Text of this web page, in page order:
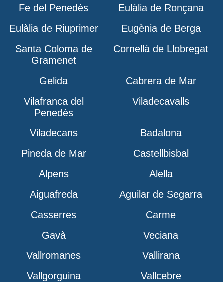
Fe del Penedès
Eulàlia de Ronçana
Eulàlia de Riuprimer
Eugènia de Berga
Santa Coloma de
Gramenet
Cornellà de Llobregat
Gelida
Cabrera de Mar
Vilafranca del
Penedès
Viladecavalls
Viladecans
Badalona
Pineda de Mar
Castellbisbal
Alpens
Alella
Aiguafreda
Aguilar de Segarra
Casserres
Carme
Gavà
Veciana
Vallromanes
Vallirana
Vallgorguina
Vallcebre